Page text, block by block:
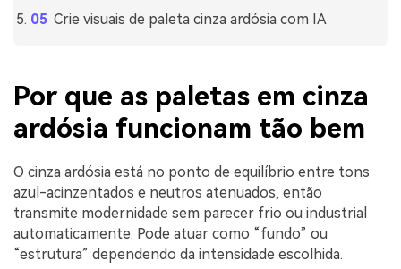
Crie visuais de paleta cinza ardósia com IA
Por que as paletas em cinza
ardósia funcionam tão bem
O cinza ardósia está no ponto de equilíbrio entre tons
azul-acinzentados e neutros atenuados, então
transmite modernidade sem parecer frio ou industrial
automaticamente. Pode atuar como “fundo” ou
“estrutura” dependendo da intensidade escolhida.